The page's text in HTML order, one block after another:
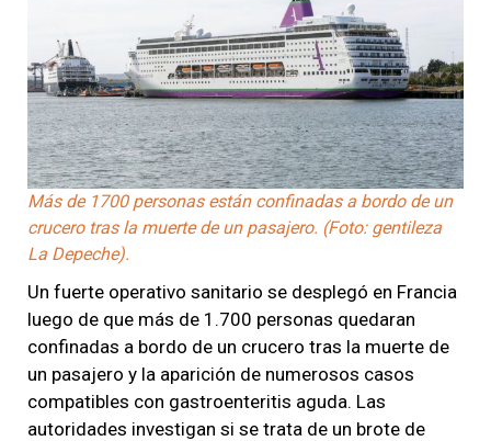
Más de 1700 personas están confinadas a bordo de un
crucero tras la muerte de un pasajero. (Foto: gentileza
La Depeche).
Un fuerte operativo sanitario se desplegó en Francia
luego de que más de 1.700 personas quedaran
confinadas a bordo de un crucero tras la muerte de
un pasajero y la aparición de numerosos casos
compatibles con gastroenteritis aguda. Las
autoridades investigan si se trata de un brote de